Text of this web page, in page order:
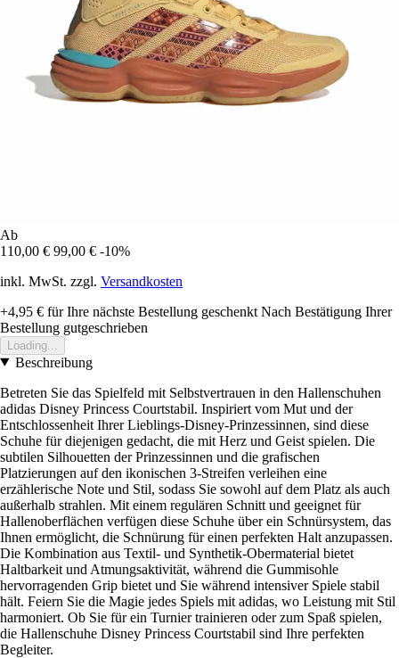
Ab
110,00 € 99,00 € -10%
inkl. MwSt. zzgl. Versandkosten
+4,95 € für Ihre nächste Bestellung geschenkt Nach Bestätigung Ihrer
Bestellung gutgeschrieben
Loading...
Beschreibung
Betreten Sie das Spielfeld mit Selbstvertrauen in den Hallenschuhen
adidas Disney Princess Courtstabil. Inspiriert vom Mut und der
Entschlossenheit Ihrer Lieblings-Disney-Prinzessinnen, sind diese
Schuhe für diejenigen gedacht, die mit Herz und Geist spielen. Die
subtilen Silhouetten der Prinzessinnen und die grafischen
Platzierungen auf den ikonischen 3-Streifen verleihen eine
erzählerische Note und Stil, sodass Sie sowohl auf dem Platz als auch
außerhalb strahlen. Mit einem regulären Schnitt und geeignet für
Hallenoberflächen verfügen diese Schuhe über ein Schnürsystem, das
Ihnen ermöglicht, die Schnürung für einen perfekten Halt anzupassen.
Die Kombination aus Textil- und Synthetik-Obermaterial bietet
Haltbarkeit und Atmungsaktivität, während die Gummisohle
hervorragenden Grip bietet und Sie während intensiver Spiele stabil
hält. Feiern Sie die Magie jedes Spiels mit adidas, wo Leistung mit Stil
harmoniert. Ob Sie für ein Turnier trainieren oder zum Spaß spielen,
die Hallenschuhe Disney Princess Courtstabil sind Ihre perfekten
Begleiter.